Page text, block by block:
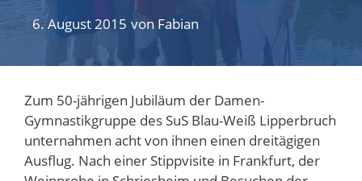
6. August 2015 von Fabian
Zum 50-jährigen Jubiläum der Damen-
Gymnastikgruppe des SuS Blau-Weiß Lipperbruch
unternahmen acht von ihnen einen dreitägigen
Ausflug. Nach einer Stippvisite in Frankfurt, der